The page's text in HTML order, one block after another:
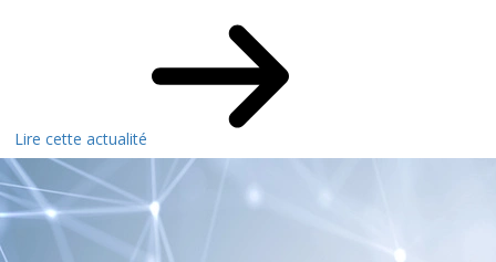
Lire cette actualité